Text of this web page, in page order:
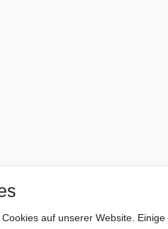
auf unserer Website.